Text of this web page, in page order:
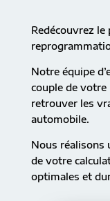
Redécouvrez le
Notre équipe
couple de
retrouver les
automobile.
Nous réalisons
de votre
optimales et